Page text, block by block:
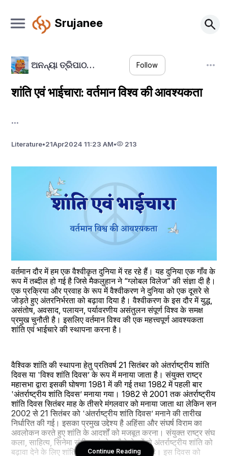
Srujanee
ଅନନ୍ୟା ତ୍ରିପାଠ… Follow
शांति एवं भाईचारा: वर्तमान विश्व की आवश्यकता
...
Literature•21Apr2024 11:23 AM• 213
वर्तमान दौर में हम एक वैश्वीकृत दुनिया में रह रहे हैं। यह दुनिया एक गाँव के
रूप में तब्दील हो गई है जिसे मैकलुहान ने “ग्लोबल विलेज” की संज्ञा दी है।
एक प्रक्रिया और प्रवाह के रूप में वैश्वीकरण ने दुनिया को एक दूसरे से
जोड़ते हुए अंतरनिर्भरता को बढ़ावा दिया है। वैश्वीकरण के इस दौर में युद्ध,
असंतोष, अवसाद, पलायन, पर्यावरणीय असंतुलन संपूर्ण विश्व के समक्ष
प्रमुख चुनौती है। इसलिए वर्तमान विश्व की एक महत्त्वपूर्ण आवश्यकता
शांति एवं भाईचारे की स्थापना करना है।
वैश्विक शांति की स्थापना हेतु प्रतिवर्ष 21 सितंबर को अंतर्राष्ट्रीय शांति
दिवस या ‛विश्व शांति दिवस’ के रूप में मनाया जाता है। संयुक्त राष्ट्र
महासभा द्वारा इसकी घोषणा 1981 में की गई तथा 1982 में पहली बार
‛अंतर्राष्ट्रीय शांति दिवस’ मनाया गया। 1982 से 2001 तक अंतर्राष्ट्रीय
शांति दिवस सितंबर माह के तीसरे मंगलवार को मनाया जाता था लेकिन सन
2002 से 21 सितंबर को ‛अंतर्राष्ट्रीय शांति दिवस’ मनाने की तारीख
निर्धारित की गई। इसका प्रमुख उद्देश्य है अहिंसा और संघर्ष विराम का
अवलोकन करते हुए शांति के आदर्शों को मजबूत करना। संयुक्त राष्ट्र संघ
कला, साहित्य, सिनेमा संगीत एवं खेल जैसे क्षेत्रों से अंतर्राष्ट्रीय शांति को
बढ़ावा देने के लिए शांति दूतों की नियुक्ति भी करता है। इस दिवस को
Continue Reading